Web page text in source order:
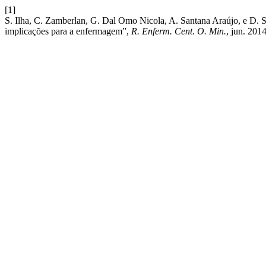
[1]
S. Ilha, C. Zamberlan, G. Dal Omo Nicola, A. Santana Araújo, e D.
implicações para a enfermagem”, R. Enferm. Cent. O. Min., jun.